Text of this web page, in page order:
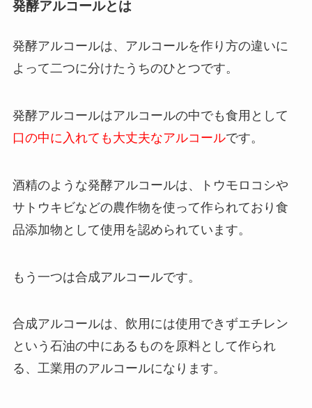
発酵アルコールとは
発酵アルコールは、アルコールを作り方の違いに
よって二つに分けたうちのひとつです。
発酵アルコールはアルコールの中でも食用として
口の中に入れても大丈夫なアルコールです。
酒精のような発酵アルコールは、トウモロコシや
サトウキビなどの農作物を使って作られており食
品添加物として使用を認められています。
もう一つは合成アルコールです。
合成アルコールは、飲用には使用できずエチレン
という石油の中にあるものを原料として作られ
る、工業用のアルコールになります。